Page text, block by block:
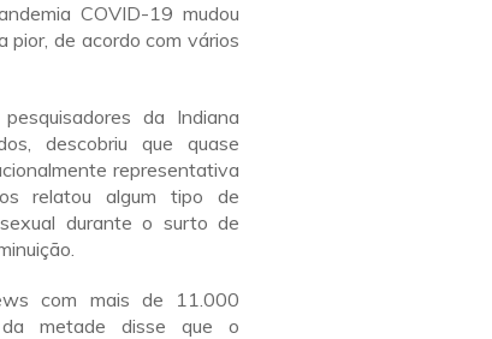
COVID-19 mudou
pior, de acordo com vários
da Indiana
descobriu que quase
representativa
relatou algum tipo de
durante o surto de
com mais de 11.000
metade disse que o